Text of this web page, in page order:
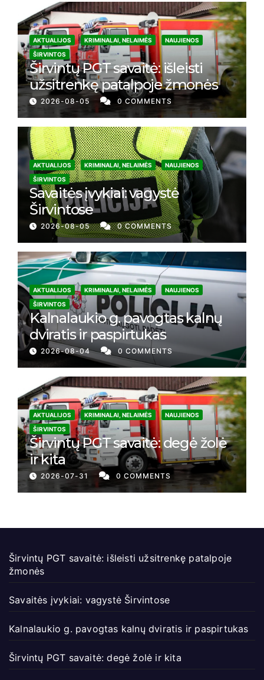
AKTUALIJOS KRIMINALAI, NELAIMĖS
NAUJIENOS
ŠIRVINTOS
Širvintų PGT savaitė: išleisti
užsitrenkę patalpoje žmonės
2026-08-05 0 COMMENTS
AKTUALIJOS KRIMINALAI, NELAIMĖS
NAUJIENOS
ŠIRVINTOS
Savaitės įvykiai: vagystė
Širvintose
2026-08-05 0 COMMENTS
AKTUALIJOS KRIMINALAI, NELAIMĖS
NAUJIENOS
ŠIRVINTOS
Kalnalaukio g. pavogtas kalnų
dviratis ir paspirtukas
2026-08-04 0 COMMENTS
AKTUALIJOS KRIMINALAI, NELAIMĖS
NAUJIENOS
ŠIRVINTOS
Širvintų PGT savaitė: degė žolė
ir kita
2026-07-31 0 COMMENTS
Širvintų PGT savaitė: išleisti užsitrenkę patalpoje
žmonės
Savaitės įvykiai: vagystė Širvintose
Kalnalaukio g. pavogtas kalnų dviratis ir paspirtukas
Širvintų PGT savaitė: degė žolė ir kita